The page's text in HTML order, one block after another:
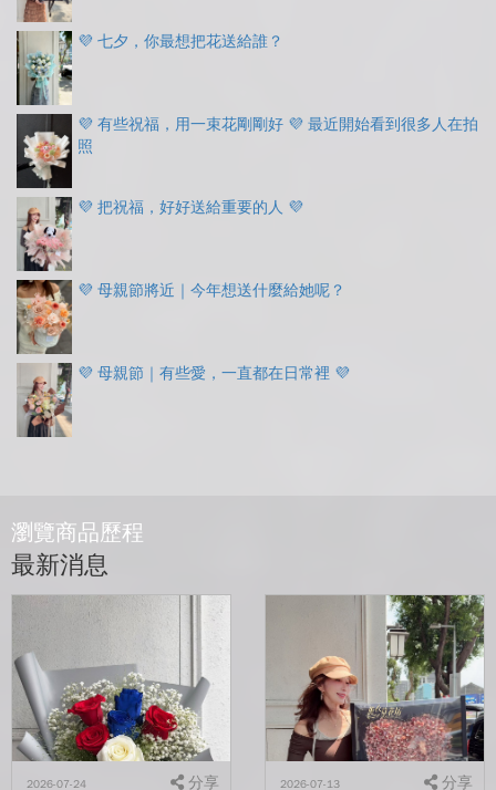
💜 七夕，你最想把花送給誰？
💜 有些祝福，用一束花剛剛好 💜 最近開始看到很多人在拍
照
💜 把祝福，好好送給重要的人 💜
💜 母親節將近｜今年想送什麼給她呢？
💜 母親節｜有些愛，一直都在日常裡 💜
瀏覽商品歷程
最新消息
2026-07-24 分享 2026-07-13 分享